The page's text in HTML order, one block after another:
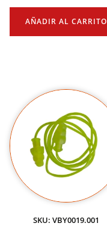
AÑADIR AL CARRITO
SKU: VBY0019.001